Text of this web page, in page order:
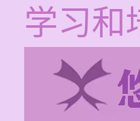
学习和